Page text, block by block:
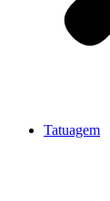
Tatuagem